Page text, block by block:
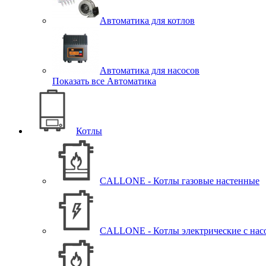
Автоматика для котлов
Автоматика для насосов
Показать все Автоматика
Котлы
CALLONE - Котлы газовые настенные
CALLONE - Котлы электрические с